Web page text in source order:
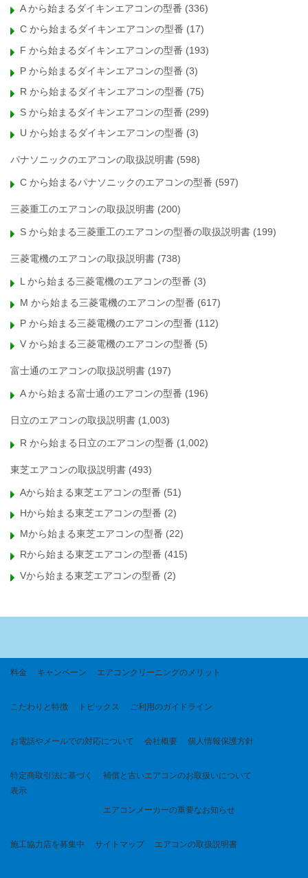
A から始まるダイキンエアコンの型番 (336)
C から始まるダイキンエアコンの型番 (17)
F から始まるダイキンエアコンの型番 (193)
P から始まるダイキンエアコンの型番 (3)
R から始まるダイキンエアコンの型番 (75)
S から始まるダイキンエアコンの型番 (299)
U から始まるダイキンエアコンの型番 (3)
パナソニックのエアコンの取扱説明書 (598)
C から始まるパナソニックのエアコンの型番 (597)
三菱重工のエアコンの取扱説明書 (200)
S から始まる三菱重工のエアコンの型番の取扱説明書 (199)
三菱電機のエアコンの取扱説明書 (738)
L から始まる三菱電機のエアコンの型番 (3)
M から始まる三菱電機のエアコンの型番 (617)
P から始まる三菱電機のエアコンの型番 (112)
V から始まる三菱電機のエアコンの型番 (5)
富士通のエアコンの取扱説明書 (197)
A から始まる富士通のエアコンの型番 (196)
日立のエアコンの取扱説明書 (1,003)
R から始まる日立のエアコンの型番 (1,002)
東芝エアコンの取扱説明書 (493)
Aから始まる東芝エアコンの型番 (51)
Hから始まる東芝エアコンの型番 (2)
Mから始まる東芝エアコンの型番 (22)
Rから始まる東芝エアコンの型番 (415)
Vから始まる東芝エアコンの型番 (2)
料金 キャンペーン エアコンクリーニングのメリット
こだわりと特徴 トピックス ご利用のガイドライン
お電話やメールでの対応について 会社概要 個人情報保護方針
特定商取引法に基づく
表示
補償と古いエアコンのお取扱いについて
エアコンメーカーの重要なお知らせ
施工協力店を募集中 サイトマップ エアコンの取扱説明書